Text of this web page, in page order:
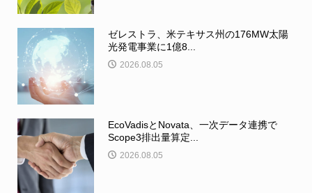
ゼレストラ、米テキサス州の176MW太陽
光発電事業に1億8...
2026.08.05
EcoVadisとNovata、一次データ連携で
Scope3排出量算定...
2026.08.05